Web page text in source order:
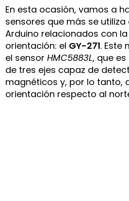
En esta ocasión, vamos a
sensores que más se
Arduino relacionados con
orientación: el GY-271. Este
el sensorHMC5883L, que
de tres ejes capaz de
magnéticos y, por lo tanto,
orientación respecto al